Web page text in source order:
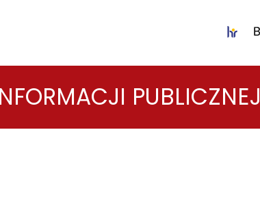
PUBLICZNEJ